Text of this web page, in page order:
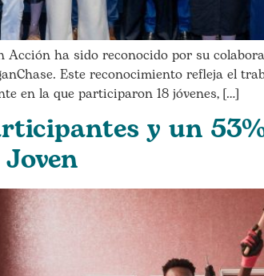
Acción ha sido reconocido por su
Este reconocimiento refleja el
en la que participaron 18 jóvenes, […]
y un